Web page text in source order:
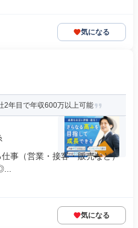
気になる
2年目で年収600万以上可能
事（営業・接客・販売など）
気になる